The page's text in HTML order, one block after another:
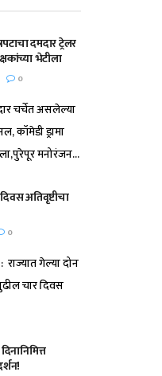
दमदार ट्रेलर
भेटीला
0
चर्चेत असलेल्या
कॉमेडी ड्रामा
मनोरंजन...
अतिवृष्टीचा
0
गेल्या दोन
चार दिवस